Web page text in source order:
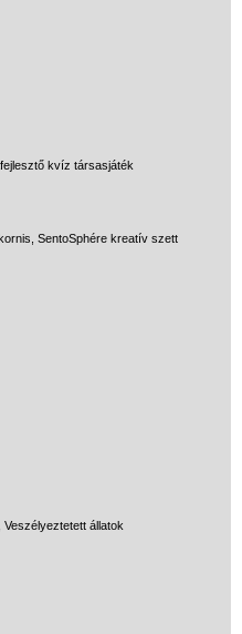
kvíz társasjáték
SentoSphére kreatív szett
állatok